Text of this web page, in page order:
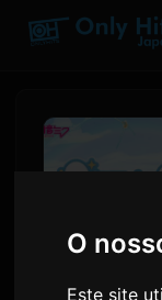
O
Este site